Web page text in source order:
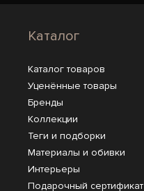
Каталог
Каталог товаров
Уценённые товары
Бренды
Коллекции
Теги и подборки
Материалы и обивки
Интерьеры
Подарочный сертификат